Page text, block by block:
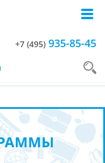
+7 (495) 935-85-45